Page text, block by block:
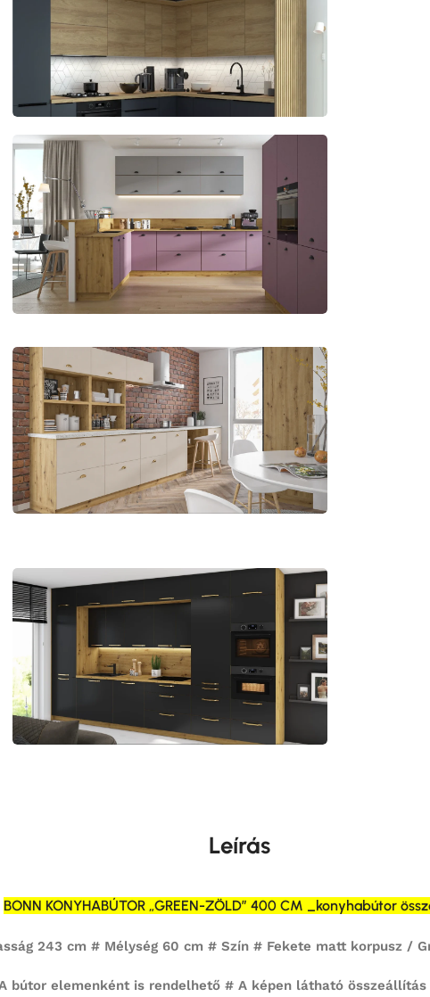
Leírás
BONN KONYHABÚTOR „GREEN-ZÖLD” 400 CM _konyhabútor
243 cm # Mélység 60 cm # Szín # Fekete matt korpusz /
bútor elemenként is rendelhető # A képen látható összeállítás